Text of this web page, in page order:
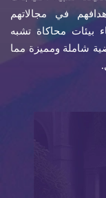
في مجالاتهم
بيئات محاكاة تشبه
شاملة ومميزة مما